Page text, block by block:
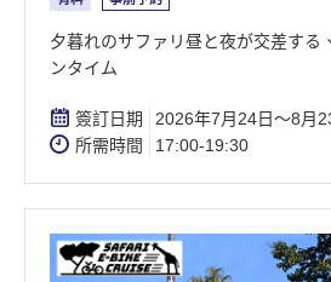
夕暮れのサファリ昼と夜が交差する
ンタイム
簽訂日期
2026年7月24日〜8月
所需時間
17:00-19:30